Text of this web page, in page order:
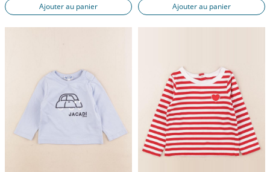
Ajouter au panier Ajouter au panier